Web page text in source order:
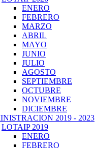
ENERO
FEBRERO
MARZO
ABRIL
MAYO
JUNIO
JULIO
AGOSTO
SEPTIEMBRE
OCTUBRE
NOVIEMBRE
DICIEMBRE
2019 - 2023
LOTAIP 2019
ENERO
FEBRERO